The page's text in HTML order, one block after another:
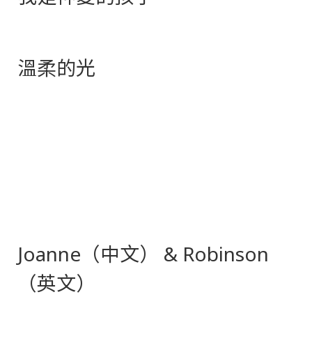
溫柔的光
Joanne（中文） & Robinson
（英文）